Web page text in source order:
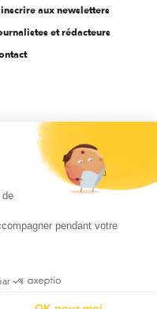
aux newsletters
et rédacteurs
2025-2026 Tout droits réservés
de
pendant votre